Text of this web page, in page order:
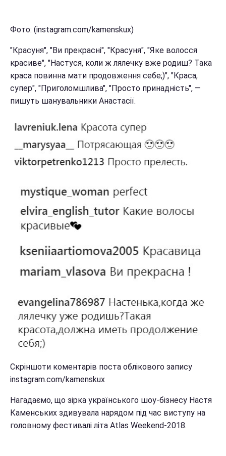
Фото: (instagram.com/kamenskux)
"Красуня", "Ви прекрасні", "Красуня", "Яке волосся
красиве", "Настуся, коли ж лялечку вже родиш? Така
краса повинна мати продовження себе;)", "Краса,
супер", "Приголомшлива", "Просто принадність", —
пишуть шанувальники Анастасії.
Скріншоти коментарів поста облікового запису
instagram.com/kamenskux
Нагадаємо, що зірка українського шоу-бізнесу Настя
Каменських здивувала нарядом під час виступу на
головному фестивалі літа Atlas Weekend-2018.